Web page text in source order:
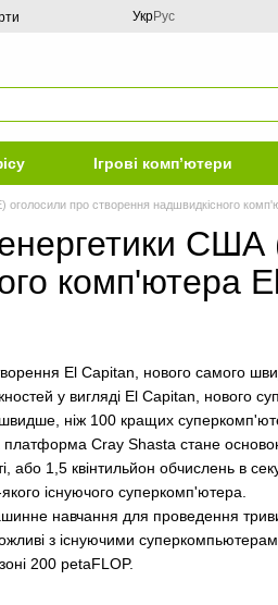
УкрРус
Ігрові комп’ютери
оголосили про створення надшвидкісного
комп'ютера
El Capitan, нового самого
у вигляді El Capitan, нового
ніж 100 кращих
платформа Cray Shasta стане
1,5 квінтильйон обчислень в
існуючого суперкомп'ютера.
навчання для проведення
з існуючими
200 petaFLOP.